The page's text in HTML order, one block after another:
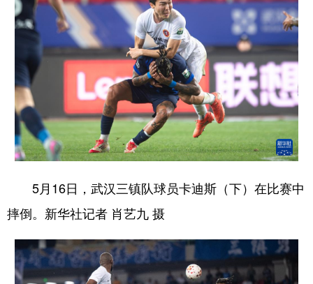
5月16日，武汉三镇队球员卡迪斯（下）在比赛中
摔倒。新华社记者 肖艺九 摄